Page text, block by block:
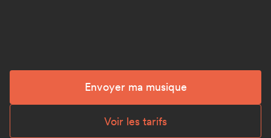
Envoyer ma musique
Voir les tarifs